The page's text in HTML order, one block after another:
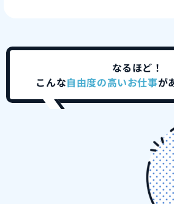
なるほど！
こんな自由度の高いお仕事が